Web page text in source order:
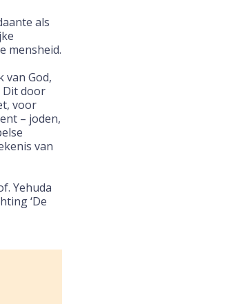
als
mensheid.
van God,
Dit door
voor
– joden,
van
Yehuda
‘De